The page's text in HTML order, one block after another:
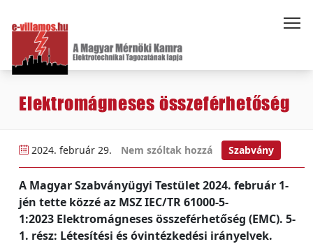
Elektromágneses összeférhetőség
2024. február 29. Nem szóltak hozzá Szabvány
A Magyar Szabványügyi Testület 2024. február 1-
jén tette közzé az MSZ IEC/TR 61000-5-
1:2023 Elektromágneses összeférhetőség (EMC). 5-
1. rész: Létesítési és óvintézkedési irányelvek.